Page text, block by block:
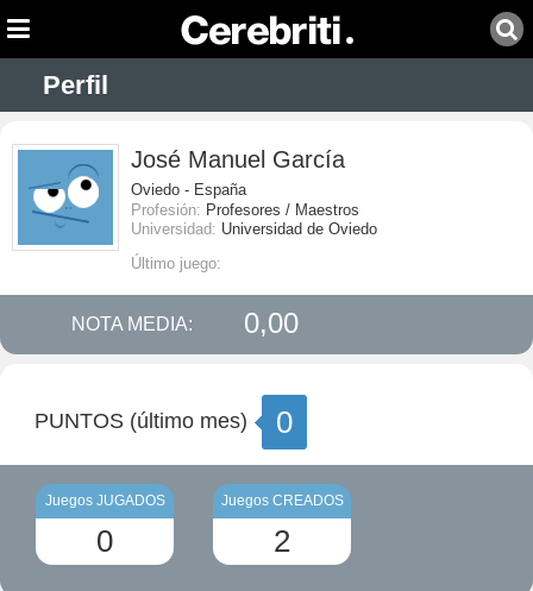
Perfil
José Manuel García
Oviedo - España
Profesión: Profesores / Maestros
Universidad: Universidad de Oviedo
Último juego:
NOTA MEDIA: 0,00
PUNTOS (último mes) 0
Juegos JUGADOS
0
Juegos CREADOS
2